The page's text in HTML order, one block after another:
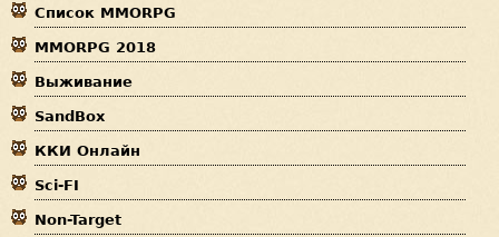
з
д
е
с
ь
Список MMORPG
MMORPG 2018
Выживание
SandBox
ККИ Онлайн
Sci-FI
Non-Target